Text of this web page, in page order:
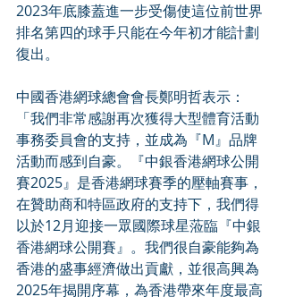
2023年底膝蓋進一步受傷使這位前世界
排名第四的球手只能在今年初才能計劃
復出。
中國香港網球總會會長鄭明哲表示：
「我們非常感謝再次獲得大型體育活動
事務委員會的支持，並成為『M』品牌
活動而感到自豪。『中銀香港網球公開
賽2025』是香港網球賽季的壓軸賽事，
在贊助商和特區政府的支持下，我們得
以於12月迎接一眾國際球星蒞臨『中銀
香港網球公開賽』。我們很自豪能夠為
香港的盛事經濟做出貢獻，並很高興為
2025年揭開序幕，為香港帶來年度最高